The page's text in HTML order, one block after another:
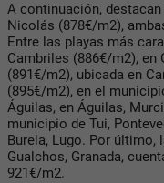
A continuación,
Nicolás (878€/m2),
Entre las playas más
Cambriles (886€/m2), en
(891€/m2), ubicada en
(895€/m2), en el
Águilas, en Águilas,
municipio de Tui,
Burela, Lugo. Por último,
Gualchos, Granada,
921€/m2.